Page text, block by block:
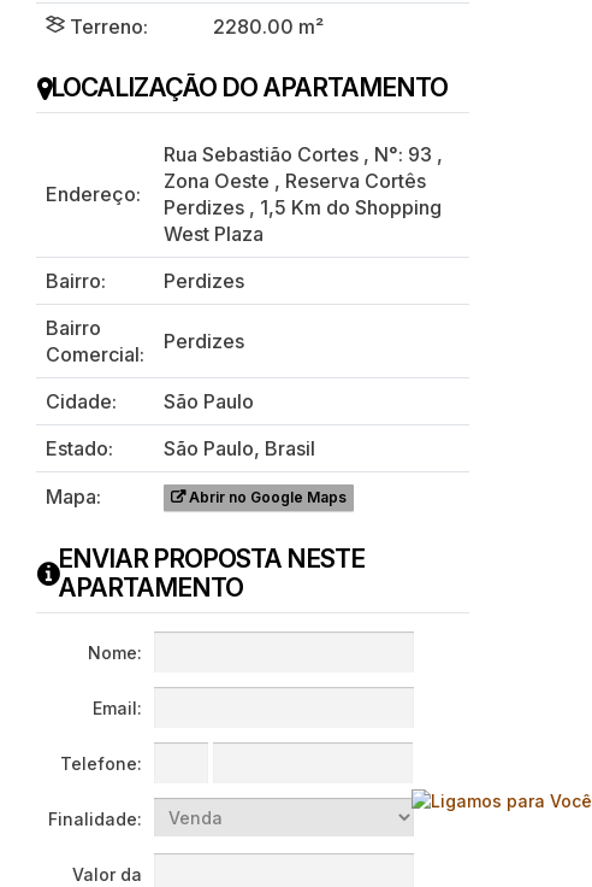
Terreno:
2280.00 m²
LOCALIZAÇÃO DO APARTAMENTO
Endereço:
Rua Sebastião Cortes , N°: 93 ,
Zona Oeste , Reserva Cortês
Perdizes , 1,5 Km do Shopping
West Plaza
Bairro:
Perdizes
Bairro
Comercial:
Perdizes
Cidade:
São Paulo
Estado:
São Paulo, Brasil
Mapa:
Abrir no Google Maps
ENVIAR PROPOSTA NESTE
APARTAMENTO
Nome:
Email:
Telefone:
Finalidade:
Valor da